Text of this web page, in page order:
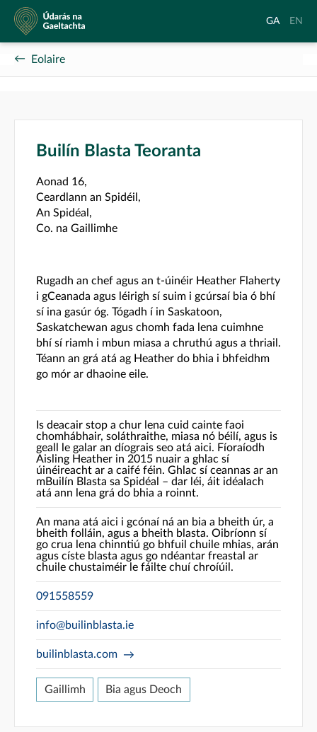
Údarás
na
Gaeltachta
Aistrigh
Gaeilge
GA
to
EN
Eolaire
Builín Blasta Teoranta
Aonad 16,
Ceardlann an Spidéil,
An Spidéal,
Co. na Gaillimhe
Rugadh an chef agus an t-úinéir Heather Flaherty
i gCeanada agus léirigh sí suim i gcúrsaí bia ó bhí
sí ina gasúr óg. Tógadh í in Saskatoon,
Saskatchewan agus chomh fada lena cuimhne
bhí sí riamh i mbun miasa a chruthú agus a thriail.
Téann an grá atá ag Heather do bhia i bhfeidhm
go mór ar dhaoine eile.
Is deacair stop a chur lena cuid cainte faoi
chomhábhair, soláthraithe, miasa nó béilí, agus is
geall le galar an díograis seo atá aici. Fíoraíodh
Aisling Heather in 2015 nuair a ghlac sí
úinéireacht ar a caifé féin. Ghlac sí ceannas ar an
mBuilín Blasta sa Spidéal – dar léi, áit idéalach
atá ann lena grá do bhia a roinnt.
An mana atá aici i gcónaí ná an bia a bheith úr, a
bheith folláin, agus a bheith blasta. Oibríonn sí
go crua lena chinntiú go bhfuil chuile mhias, arán
agus císte blasta agus go ndéantar freastal ar
chuile chustaiméir le fáilte chuí chroíúil.
091558559
info@builinblasta.ie
builinblasta.com
Gaillimh Bia agus Deoch